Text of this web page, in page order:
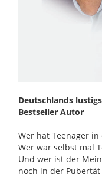
Deutschlands
Bestseller Autor
Wer hat Teenager
Wer war selbst mal
Und wer ist der
noch in der